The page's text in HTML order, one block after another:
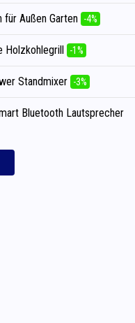
für Außen Garten -4%
Holzkohlegrill -1%
Standmixer -3%
Bluetooth Lautsprecher